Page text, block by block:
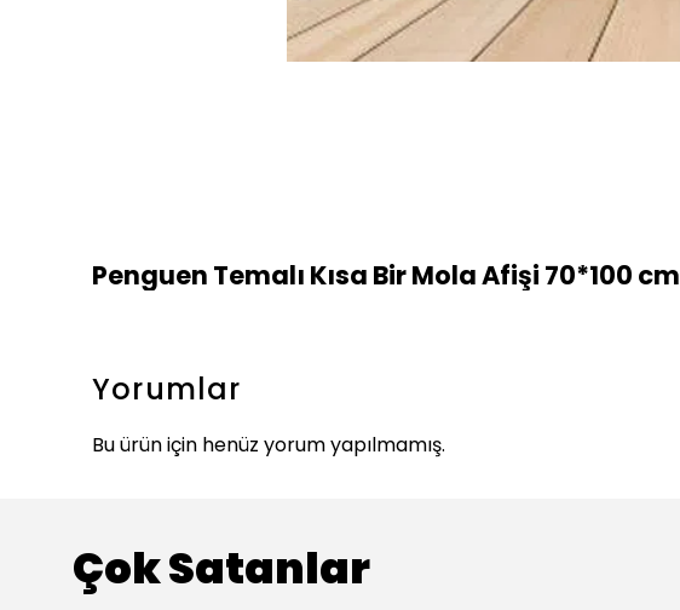
Penguen Temalı Kısa Bir Mola Afişi 70*100 cm
Yorumlar
Bu ürün için henüz yorum yapılmamış.
Çok Satanlar